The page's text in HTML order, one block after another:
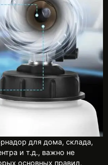
для дома, склада,
и т.д., важно не
основных правил,